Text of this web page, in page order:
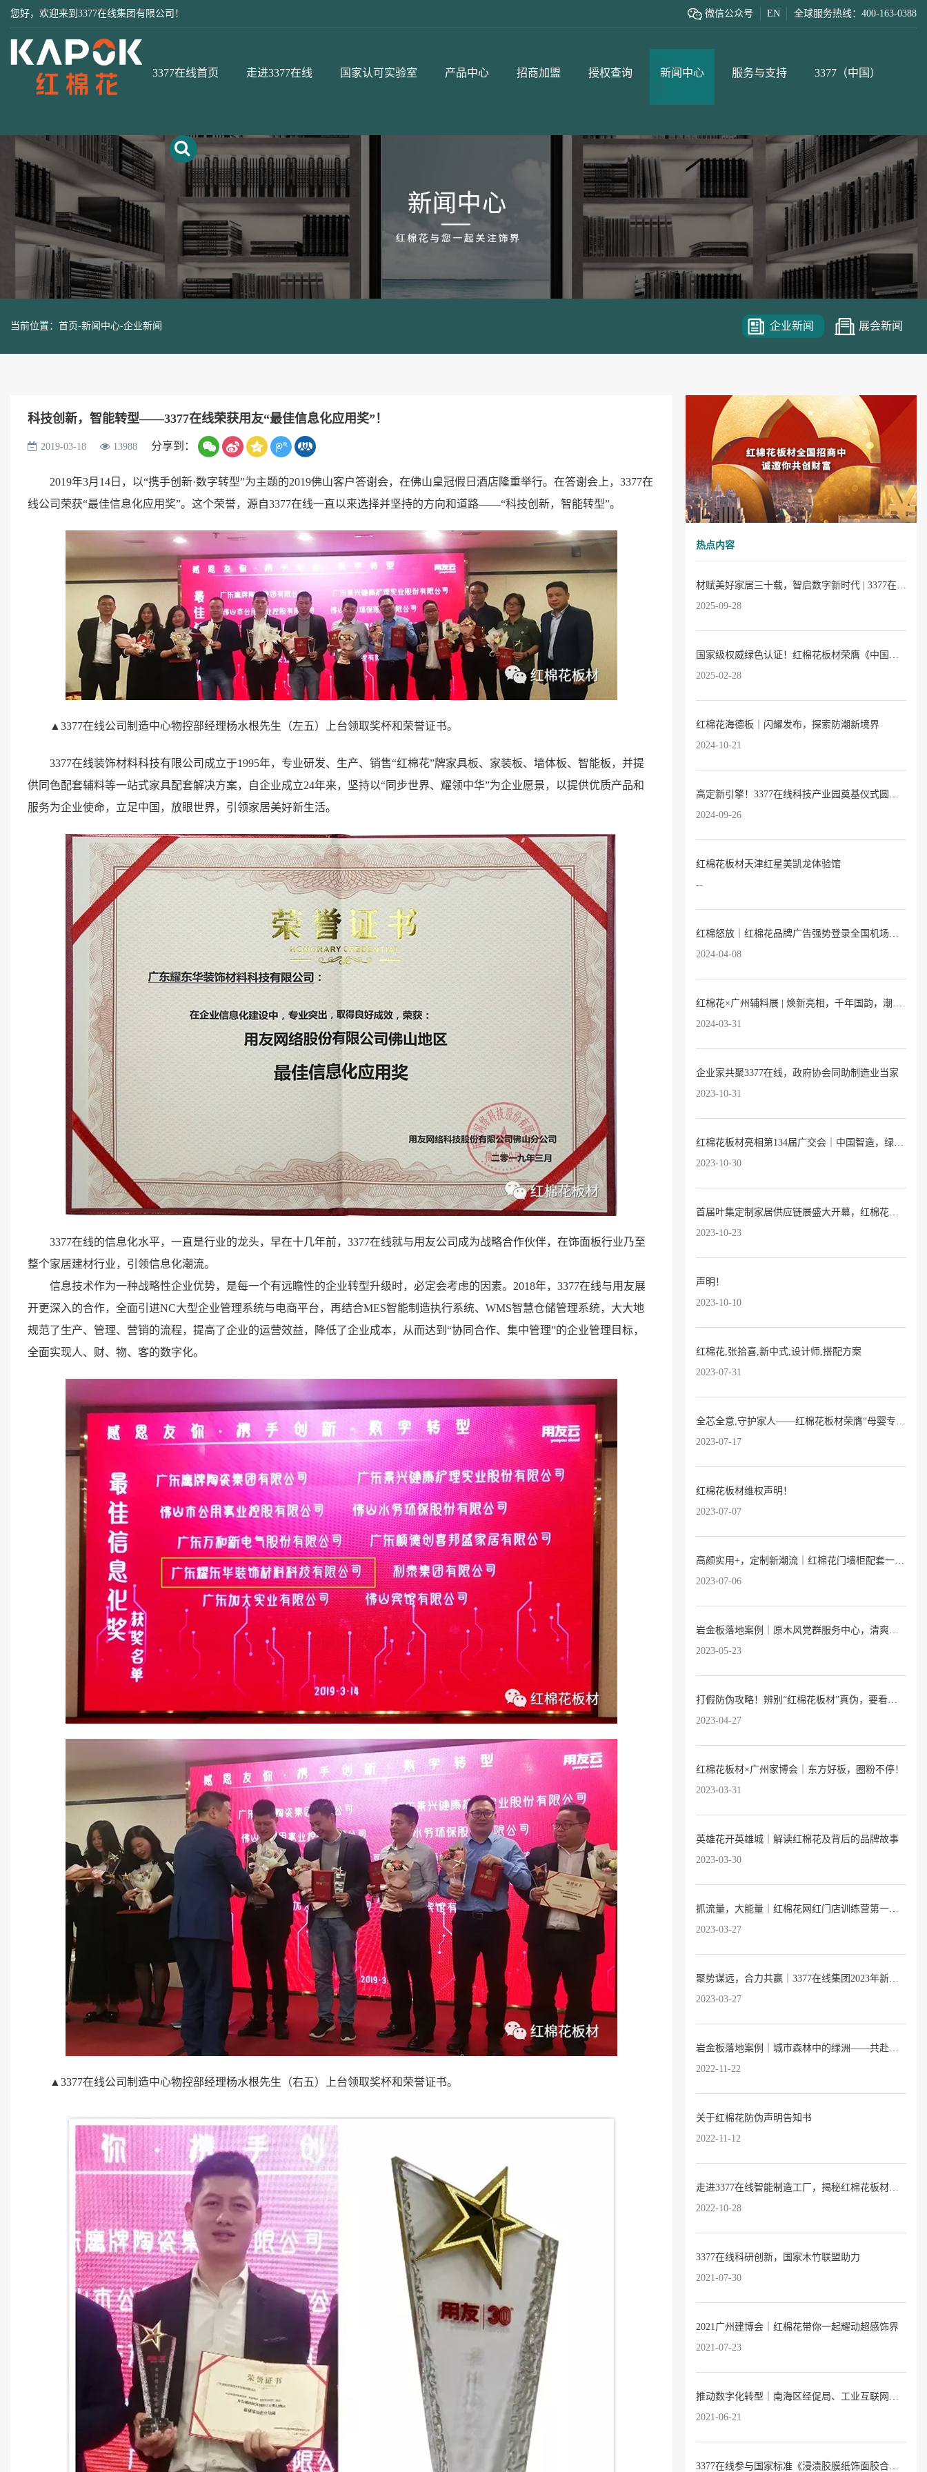
您好，欢迎来到3377在线集团有限公司！ 微信公众号 EN 全球服务热线：400-163-0388
3377在线首页 走进3377在线 国家认可实验室 产品中心 招商加盟 授权查询 新闻中心 服务与支持 3377（中国）
当前位置： 首页-新闻中心-企业新闻 企业新闻 展会新闻
科技创新，智能转型——3377在线荣获用友“最佳信息化应用奖”！
2019-03-18 13988 分享到：
2019年3月14日，以“携手创新·数字转型”为主题的2019佛山客户答谢会，在佛山皇冠假日酒店隆重举行。在答谢会上，3377在
线公司荣获“最佳信息化应用奖”。这个荣誉，源自3377在线一直以来选择并坚持的方向和道路——“科技创新，智能转型”。
▲3377在线公司制造中心物控部经理杨水根先生（左五）上台领取奖杯和荣誉证书。
3377在线装饰材料科技有限公司成立于1995年，专业研发、生产、销售“红棉花”牌家具板、家装板、墙体板、智能板，并提
供同色配套辅料等一站式家具配套解决方案，自企业成立24年来，坚持以“同步世界、耀领中华”为企业愿景，以提供优质产品和
服务为企业使命，立足中国，放眼世界，引领家居美好新生活。
3377在线的信息化水平，一直是行业的龙头，早在十几年前，3377在线就与用友公司成为战略合作伙伴，在饰面板行业乃至
整个家居建材行业，引领信息化潮流。
信息技术作为一种战略性企业优势，是每一个有远瞻性的企业转型升级时，必定会考虑的因素。2018年，3377在线与用友展
开更深入的合作，全面引进NC大型企业管理系统与电商平台，再结合MES智能制造执行系统、WMS智慧仓储管理系统，大大地
规范了生产、管理、营销的流程，提高了企业的运营效益，降低了企业成本，从而达到“协同合作、集中管理”的企业管理目标，
全面实现人、财、物、客的数字化。
▲3377在线公司制造中心物控部经理杨水根先生（右五）上台领取奖杯和荣誉证书。
热点内容
材赋美好家居三十载，智启数字新时代 | 3377在线30周年庆典圆满成功！
2025-09-28
2025-02-28
红棉花海德板｜闪耀发布，探索防潮新境界
2024-10-21
2024-09-26
红棉花板材天津红星美凯龙体验馆
--
红棉怒放｜红棉花品牌广告强势登录全国机场及高铁站！
2024-04-08
2024-03-31
企业家共聚3377在线，政府协会同助制造业当家
2023-10-31
红棉花板材亮相第134届广交会｜中国智造，绿色建材，自信出海！
2023-10-30
首届叶集定制家居供应链展盛大开幕，红棉花板材惊艳亮相！
2023-10-23
声明！
2023-10-10
红棉花,张拾喜,新中式,设计师,搭配方案
2023-07-31
2023-07-17
红棉花板材维权声明！
2023-07-07
高颜实用+，定制新潮流｜红棉花门墙柜配套一站式服务已上线
2023-07-06
岩金板落地案例｜原木风党群服务中心，清爽又温暖
2023-05-23
打假防伪攻略！辨别“红棉花板材”真伪，要看这3点→
2023-04-27
红棉花板材×广州家博会｜东方好板，圈粉不停！
2023-03-31
英雄花开英雄城｜解读红棉花及背后的品牌故事
2023-03-30
抓流量，大能量｜红棉花网红门店训练营第一期完满落幕！
2023-03-27
聚势谋远，合力共赢｜3377在线集团2023年新品发布会暨全国经销商大会圆满落幕
2023-03-27
岩金板落地案例｜城市森林中的绿洲——共赴自然之约的托育园
2022-11-22
关于红棉花防伪声明告知书
2022-11-12
走进3377在线智能制造工厂，揭秘红棉花板材的奥妙
2022-10-28
3377在线科研创新，国家木竹联盟助力
2021-07-30
2021广州建博会｜红棉花带你一起耀动超感饰界
2021-07-23
2021-06-21
3377在线参与国家标准《浸渍胶膜纸饰面胶合板和细木工板》修订研讨会